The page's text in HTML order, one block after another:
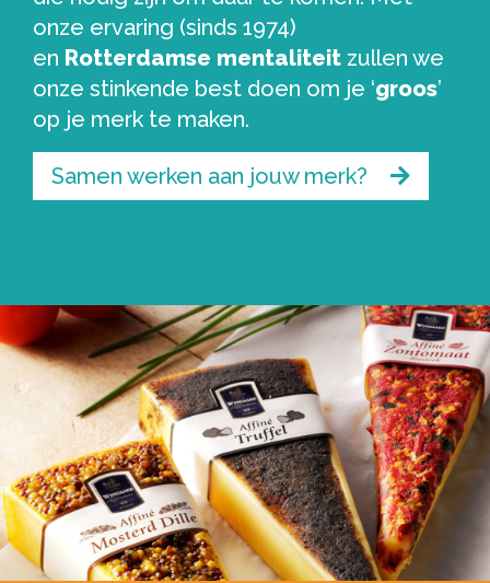
onze ervaring (sinds 1974)
en Rotterdamse mentaliteit zullen we
onze stinkende best doen om je ‘groos’
op je merk te maken.
Samen werken aan jouw merk?